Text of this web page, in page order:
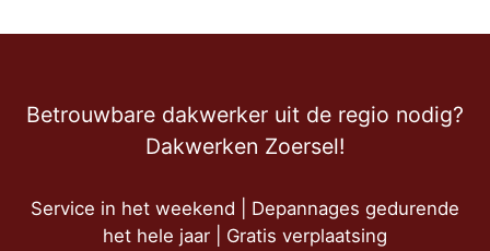
Betrouwbare dakwerker uit de regio nodig?
Dakwerken Zoersel!
Service in het weekend | Depannages gedurende
het hele jaar | Gratis verplaatsing